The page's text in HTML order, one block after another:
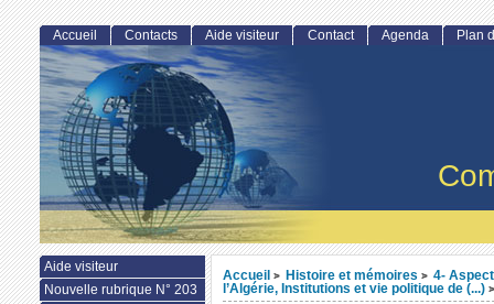
Accueil > Histoire et mémoires > 4-
l’Algérie, Institutions et vie politique de (...) >
Accueil Contacts Aide visiteur Contact Agenda Plan
Aide visiteur
Nouvelle rubrique N° 203